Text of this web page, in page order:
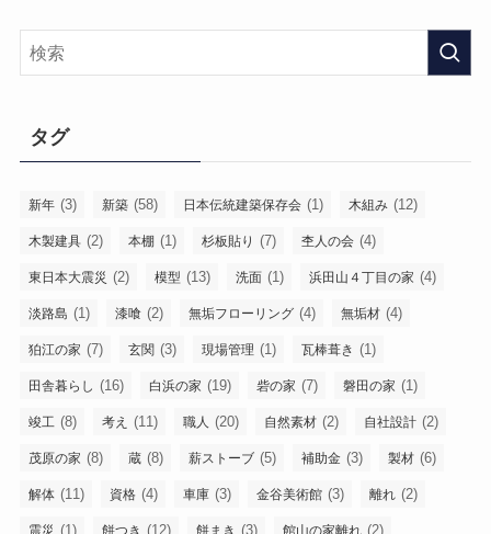
タグ
新年 (3) 新築 (58) 日本伝統建築保存会 (1) 木組み (12)
木製建具 (2) 本棚 (1) 杉板貼り (7) 杢人の会 (4)
東日本大震災 (2) 模型 (13) 洗面 (1) 浜田山４丁目の家 (4)
淡路島 (1) 漆喰 (2) 無垢フローリング (4) 無垢材 (4)
狛江の家 (7) 玄関 (3) 現場管理 (1) 瓦棒葺き (1)
田舎暮らし (16) 白浜の家 (19) 砦の家 (7) 磐田の家 (1)
竣工 (8) 考え (11) 職人 (20) 自然素材 (2) 自社設計 (2)
茂原の家 (8) 蔵 (8) 薪ストーブ (5) 補助金 (3) 製材 (6)
解体 (11) 資格 (4) 車庫 (3) 金谷美術館 (3) 離れ (2)
(1) (12) (3) (2)